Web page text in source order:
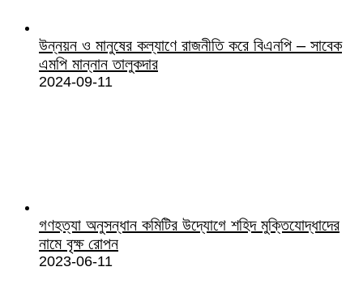
উন্নয়ন ও মানুষের কল্যাণে রাজনীতি করে বিএনপি – সাবেক
এমপি মান্নান তালুকদার
2024-09-11
গণহত্যা অনুসন্ধান কমিটির উদ্যোগে শহিদ মুক্তিযোদ্ধাদের
নামে বৃক্ষ রোপন
2023-06-11